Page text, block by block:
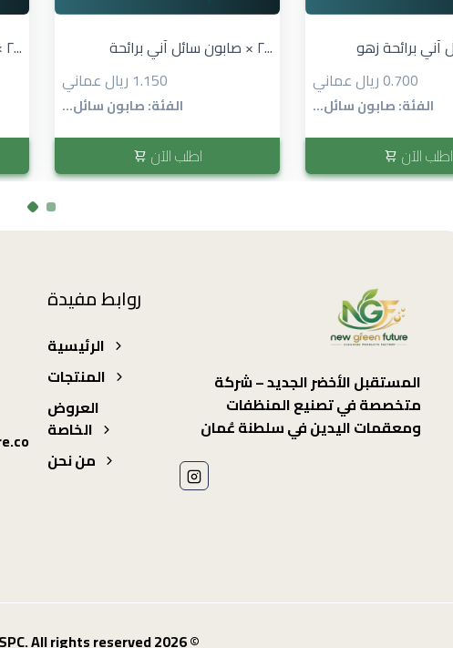
٢ × صابون سائل آني برائحة...
٢ × صابون سائل آني برائحة...
1.150 ريال عماني
الفئة: صابون سائل...
اطلب الآن
0.700 ريال عماني
الفئة: صابون سائل...
اطلب الآن
المستقبل الأخضر الجديد – شركة
متخصصة في تصنيع المنظفات
ومعقمات اليدين في سلطنة عُمان
روابط مفيدة
العروض
© 2026 New Green Future SPC. All rights reserved.